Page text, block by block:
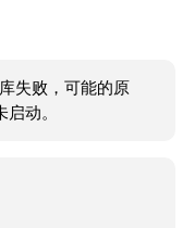
失败，可能的原
动。